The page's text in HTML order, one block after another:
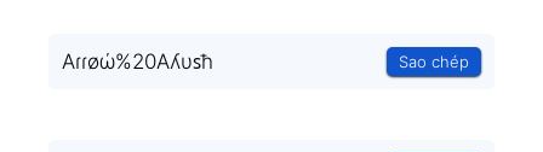
Aɾɾøώ%20Aʎυꜱħ Sao chép